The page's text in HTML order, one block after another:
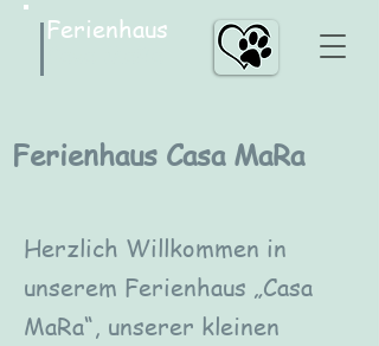
Ferienhaus
Ferienhaus Casa MaRa
Herzlich Willkommen in
unserem Ferienhaus „Casa
MaRa“, unserer kleinen